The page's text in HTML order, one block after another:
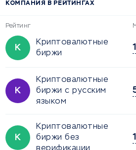
КОМПАНИЯ В РЕЙТИНГАХ
Рейтинг
К
Криптовалютные
биржи
К
Криптовалютные
биржи с русским
языком
К
Криптовалютные
биржи без